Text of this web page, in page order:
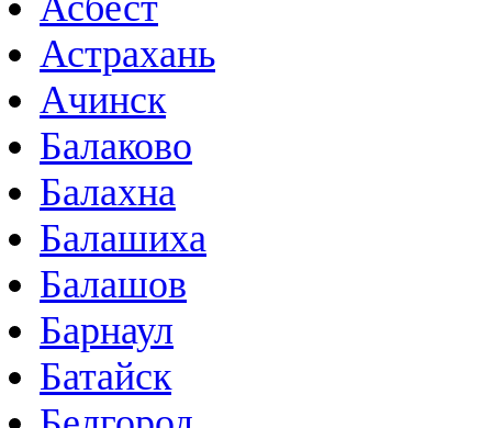
Астрахань
Ачинск
Балаково
Балахна
Балашиха
Балашов
Барнаул
Батайск